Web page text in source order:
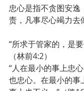
忠心是指不贪图安逸
责，凡事尽心竭力去
“所求于管家的，是
（林前4:2）
“人在最小的事上忠
也忠心。在最小的事